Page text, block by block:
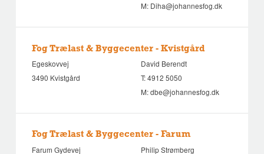
M: Diha@johannesfog.dk
Fog Trælast & Byggecenter - Kvistgård
Egeskovvej
3490 Kvistgård
David Berendt
T:4912 5050
M:dbe@johannesfog.dk
Fog Trælast & Byggecenter - Farum
Farum Gydevej
Philip Strømberg